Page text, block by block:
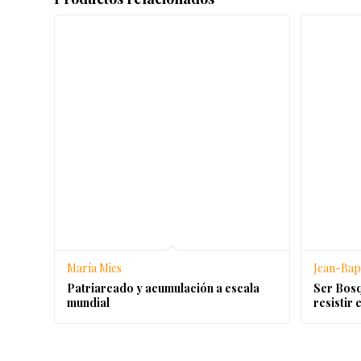
María Mies
Patriarcado y acumulación a escala
mundial
Jean-
Ser
resistir